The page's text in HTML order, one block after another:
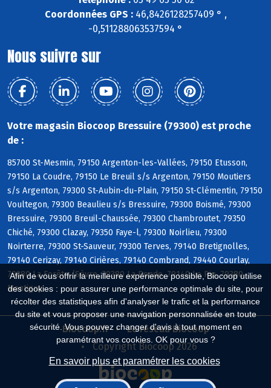
Afin de vous offrir la meilleure expérience possible, Biocoop utilise
des cookies : pour assurer une performance optimale du site, pour
récolter des statistiques afin d'analyser le trafic et la performance
du site et vous proposer une navigation personnalisée en toute
sécurité. Vous pouvez changer d'avis à tout moment en
paramétrant vos cookies. OK pour vous ?
En savoir plus et paramétrer les cookies
Coordonnées GPS :46,8426128257409 ° ,
-0,511288063537594 °
Nous suivre sur
Votre magasin Biocoop Bressuire (79300) est proche
de :
85700 St-Mesmin, 79150 Argenton-les-Vallées, 79150 Etusson,
79150 La Coudre, 79150 Le Breuil s/s Argenton, 79150 Moutiers
s/s Argenton, 79300 St-Aubin-du-Plain, 79150 St-Clémentin, 79150
Voultegon, 79300 Beaulieu s/s Bressuire, 79300 Boismé, 79300
Bressuire, 79300 Breuil-Chaussée, 79300 Chambroutet, 79350
Chiché, 79300 Clazay, 79350 Faye-l, 79300 Noirlieu, 79300
Noirterre, 79300 St-Sauveur, 79300 Terves, 79140 Bretignolles,
79140 Cerizay, 79140 Cirières, 79140 Combrand, 79440 Courlay,
79380 La Forêt s/Sèvre, 79380 La Ronde, 79140 Le Pin, 79380
Montigny
Biocoop.fr
Le réseau Biocoop
Copyright Biocoop 2026